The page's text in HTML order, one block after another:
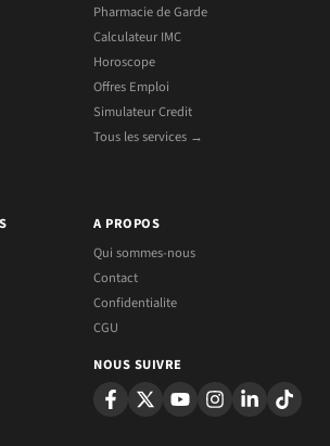
Pharmacie de Garde
Calculateur IMC
Horoscope
Offres Emploi
Simulateur Credit
Tous les services →
A PROPOS
Qui sommes-nous
Contact
Confidentialite
CGU
NOUS SUIVRE